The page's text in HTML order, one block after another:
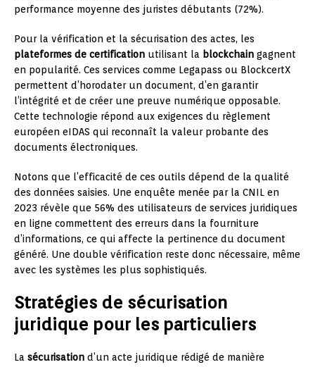
performance moyenne des juristes débutants (72%).
Pour la vérification et la sécurisation des actes, les
plateformes de certification utilisant la blockchain gagnent
en popularité. Ces services comme Legapass ou BlockcertX
permettent d’horodater un document, d’en garantir
l’intégrité et de créer une preuve numérique opposable.
Cette technologie répond aux exigences du règlement
européen eIDAS qui reconnaît la valeur probante des
documents électroniques.
Notons que l’efficacité de ces outils dépend de la qualité
des données saisies. Une enquête menée par la CNIL en
2023 révèle que 56% des utilisateurs de services juridiques
en ligne commettent des erreurs dans la fourniture
d’informations, ce qui affecte la pertinence du document
généré. Une double vérification reste donc nécessaire, même
avec les systèmes les plus sophistiqués.
Stratégies de sécurisation
juridique pour les particuliers
La sécurisation d’un acte juridique rédigé de manière